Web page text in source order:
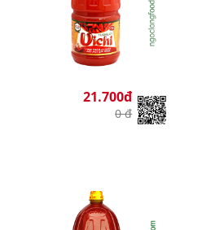
21.700đ
0 đ